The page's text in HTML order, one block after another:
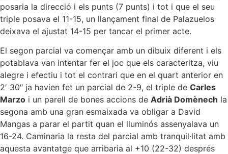
posaria la direcció i els punts (7 punts) i tot i que el seu
triple posava el 11-15, un llançament final de Palazuelos
deixava el ajustat 14-15 per tancar el primer acte.
El segon parcial va començar amb un dibuix diferent i els
potablava van intentar fer el joc que els caracteritza, viu
alegre i efectiu i tot el contrari que en el quart anterior en
2′ 30″ ja havien fet un parcial de 2-9, el triple de Carles
Marzo i un parell de bones accions de Adrià Domènech la
segona amb una gran esmaixada va obligar a David
Mangas a parar el partit quan el lluminós assenyalava un
16-24. Caminaria la resta del parcial amb tranquil·litat amb
aquesta avantatge que arribaria al +10 (22-32) després